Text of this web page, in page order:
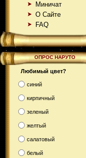
Миничат
О Сайте
FAQ
ОПРОС НАРУТО
Любимый цвет?
синий
кирпичный
зеленый
желтый
салатовый
белый